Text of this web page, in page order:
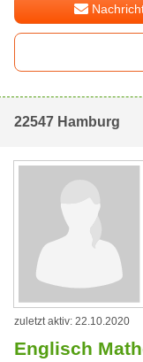
22547 Hamburg
zuletzt aktiv: 22.10.2020
Englisch